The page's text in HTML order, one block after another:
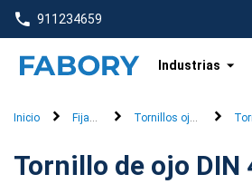
text.skipToContent
text.skipToNavigation
911234659
Industrias
Inicio Fijación Tornillos ojo & eje
Tornillo de ojo DIN